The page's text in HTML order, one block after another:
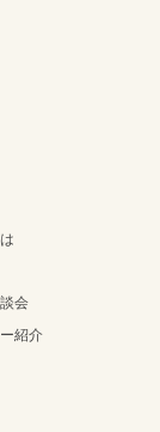
会
紹介